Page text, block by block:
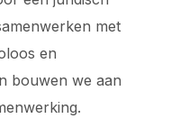
met
en
bouwen we aan